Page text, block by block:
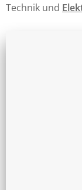
Technik und